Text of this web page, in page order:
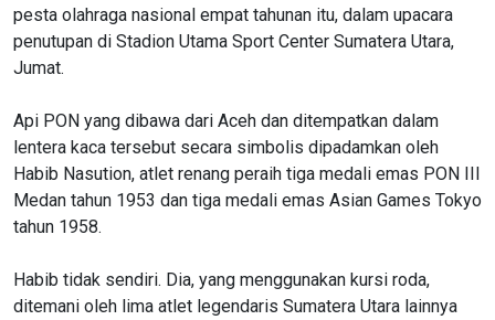
pesta olahraga nasional empat tahunan itu, dalam upacara
penutupan di Stadion Utama Sport Center Sumatera Utara,
Jumat.
Api PON yang dibawa dari Aceh dan ditempatkan dalam
lentera kaca tersebut secara simbolis dipadamkan oleh
Habib Nasution, atlet renang peraih tiga medali emas PON III
Medan tahun 1953 dan tiga medali emas Asian Games Tokyo
tahun 1958.
Habib tidak sendiri. Dia, yang menggunakan kursi roda,
ditemani oleh lima atlet legendaris Sumatera Utara lainnya